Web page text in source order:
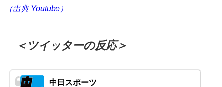
（出典 Youtube）
＜ツイッターの反応＞
中日スポーツ